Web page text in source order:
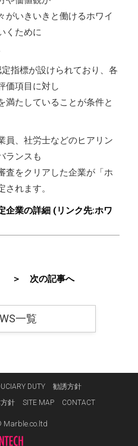
がいきいきと働けるホワイ
くために
指標が設けられており、各
価項目に対し
満たしていることが条件と
員、社労士などのヒアリン
ランスも
査をクリアした企業が「ホ
されます。
企業の詳細 (リンク先:ホワ
＞ 次の記事へ
一覧
DUTY
勧誘方針
針
SITE MAP CONTACT
Marble.co.ltd